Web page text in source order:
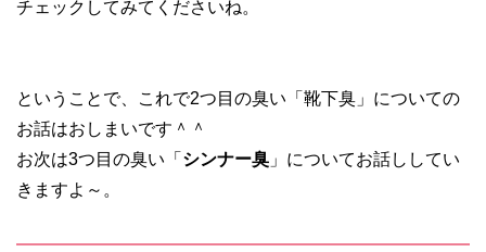
チェックしてみてくださいね。
ということで、これで2つ目の臭い「靴下臭」についての
お話はおしまいです＾＾
お次は3つ目の臭い「 シンナー臭 」についてお話ししてい
きますよ～。